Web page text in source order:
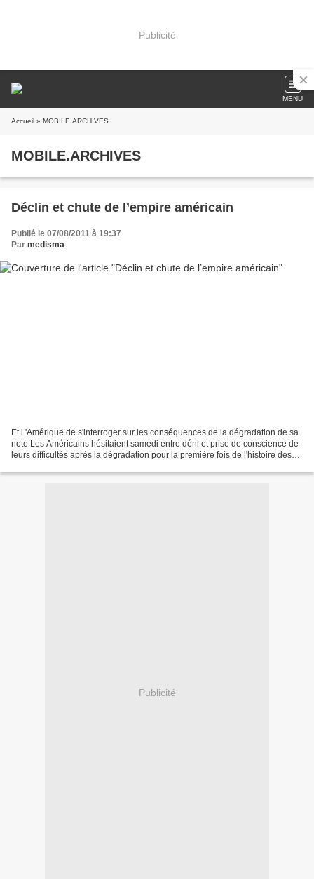
Publicité
MENU
Accueil » MOBILE.ARCHIVES
MOBILE.ARCHIVES
Déclin et chute de l’empire américain
Publié le 07/08/2011 à 19:37
Par medisma
Et l 'Amérique de s'interroger sur les conséquences de la dégradation de sa
note Les Américains hésitaient samedi entre déni et prise de conscience de
leurs difficultés après la dégradation pour la première fois de l'histoire des
Publicité